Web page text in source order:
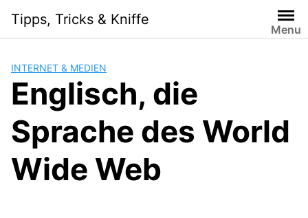
content
Tipps, Tricks & Kniffe
Menu
INTERNET & MEDIEN
Englisch, die
Sprache des World
Wide Web